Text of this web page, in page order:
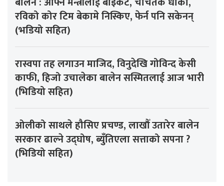
रविको कोर टिम बेकामे निस्किए, फेर्न पनि सकेनन्
(भडियो सहित)
रास्वपा तह लगाउन माजिद, विनुदेखि गोविन्द केसी
काफी, हिजो उचालेका बालेन सस्मितलाई आज भारी
(भिडियो सहित)
ओलीको साथले हौसिए प्रचण्ड, लाखौँ उतारेर बालेन
सरकार ढाल्ने उद्घोष, ब्युँतिएला सत्ताको सपना ?
(भिडियो सहित)